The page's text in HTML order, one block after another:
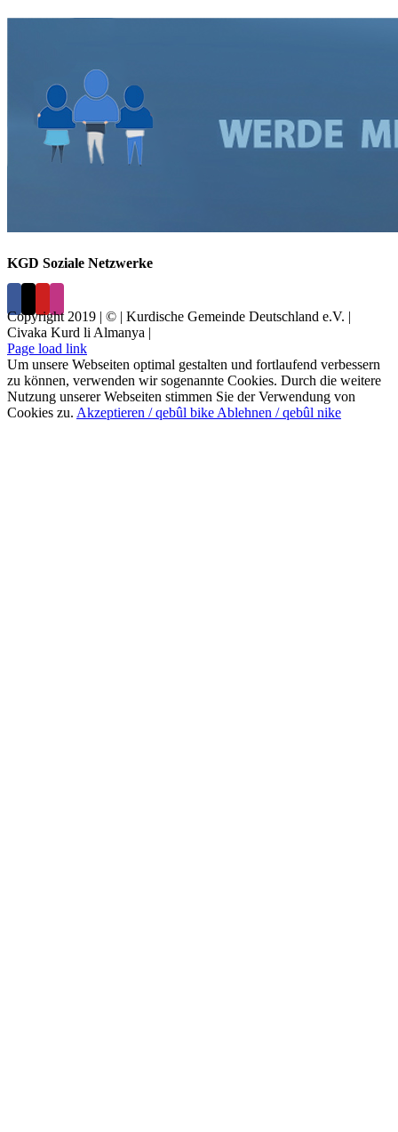
KGD Soziale Netzwerke
Copyright 2019 | © | Kurdische Gemeinde Deutschland e.V. |
Civaka Kurd li Almanya |
Page load link
Um unsere Webseiten optimal gestalten und fortlaufend verbessern
zu können, verwenden wir sogenannte Cookies. Durch die weitere
Nutzung unserer Webseiten stimmen Sie der Verwendung von
Cookies zu. Akzeptieren / qebûl bike Ablehnen / qebûl nike